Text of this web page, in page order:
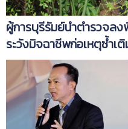
ผู้การบุรีรัมย์นำตำรวจล
ระวังมิจฉาชีพก่อเหตุซ้ำเ